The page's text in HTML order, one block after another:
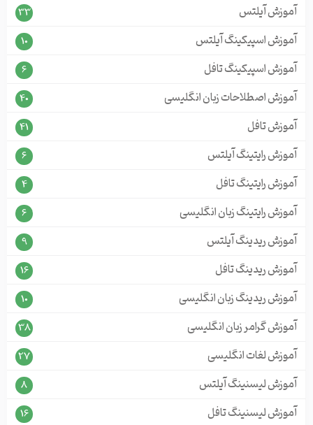
آموزش آیلتس 33
آموزش اسپیکینگ آیلتس 10
آموزش اسپیکینگ تافل 6
آموزش اصطلاحات زبان انگلیسی 40
آموزش تافل 41
آموزش رایتینگ آیلتس 6
آموزش رایتینگ تافل 4
آموزش رایتینگ زبان انگلیسی 6
آموزش ریدینگ آیلتس 9
آموزش ریدینگ تافل 16
آموزش ریدینگ زبان انگلیسی 10
آموزش گرامر زبان انگلیسی 38
آموزش لغات انگلیسی 27
آموزش لیسنینگ آیلتس 8
آموزش لیسنینگ تافل 16